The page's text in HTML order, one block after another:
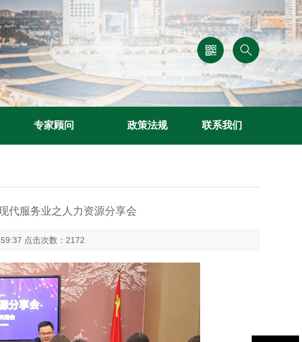
专家顾问 政策法规 联系我们
服务业之人力资源分享会
点击次数：2172